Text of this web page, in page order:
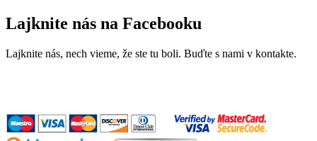
Lajknite nás na Facebooku
Lajknite nás, nech vieme, že ste tu boli. Buďte s nami v kontakte.